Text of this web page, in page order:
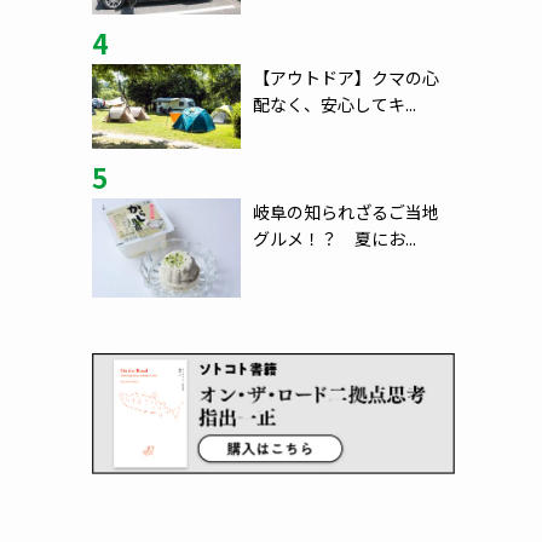
4
【アウトドア】クマの心
配なく、安心してキ...
5
岐阜の知られざるご当地
グルメ！？ 夏にお...